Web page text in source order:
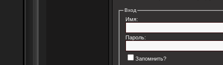
Вход
Имя:
Пароль:
Запомнить?